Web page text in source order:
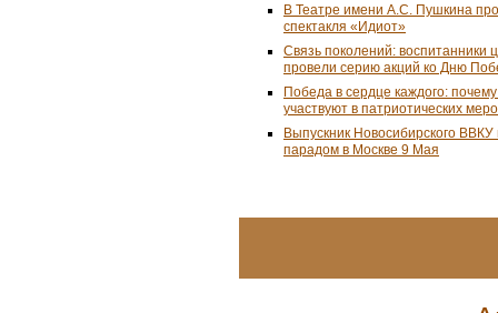
В Театре имени А.С. Пушкина
спектакля «Идиот»
Связь поколений: воспитанники
провели серию акций ко Дню
Победа в сердце каждого:
участвуют в патриотических
Выпускник Новосибирского
парадом в Москве 9 Мая